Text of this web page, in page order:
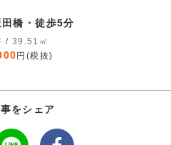
橋・徒歩5分
坪 / 39.51㎡
円(税抜)
をシェア